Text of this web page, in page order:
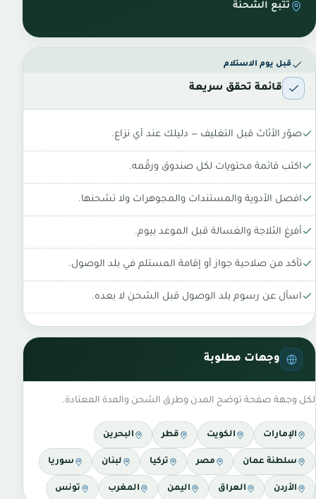
تتبع الشحنة
قبل يوم الاستلام
قائمة تحقق سريعة
صوّر الأثاث قبل التغليف — دليلك عند أي نزاع.
اكتب قائمة محتويات لكل صندوق ورقّمه.
افصل الأدوية والمستندات والمجوهرات ولا تشحنها.
أفرغ الثلاجة والغسالة قبل الموعد بيوم.
تأكد من صلاحية جواز أو إقامة المستلم في بلد الوصول.
اسأل عن رسوم بلد الوصول قبل الشحن لا بعده.
وجهات مطلوبة
لكل وجهة صفحة توضح المدن وطرق الشحن والمدة المعتادة.
الإمارات الكويت قطر البحرين
سلطنة عمان مصر تركيا لبنان سوريا
الأردن العراق اليمن المغرب تونس